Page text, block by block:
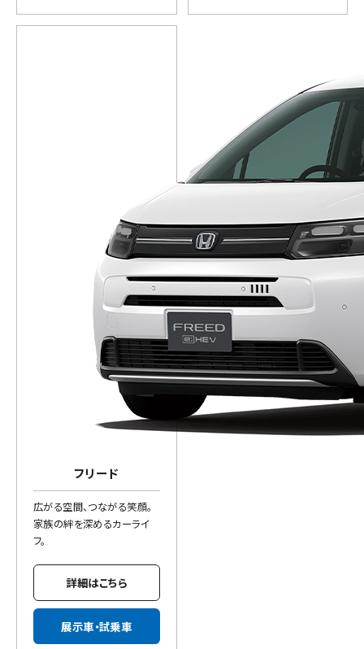
フリード
広がる空間、つながる笑顔。
家族の絆を深めるカーライ
フ。
詳細はこちら
展示車・試乗車